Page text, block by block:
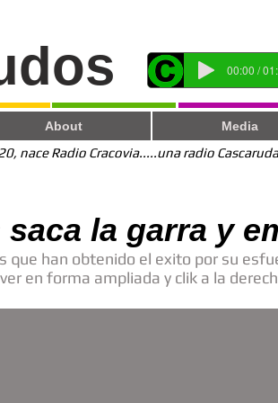
00:00 /
About Media
nace Radio Cracovia.....una radio
la garra y
que han obtenido el exito por su
ver en forma ampliada y